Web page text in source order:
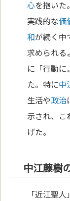
心を抱いた
実践的な価
和が続く中
求められる
に「行動
た。特に中
生活や政治
示され、こ
げた。
中江藤樹
「近江聖